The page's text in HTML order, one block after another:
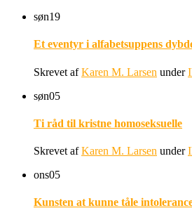
søn19
Et eventyr i alfabetsuppens
Skrevet afKaren M. Larsen under
søn05
Ti råd til kristne homoseksuelle
Skrevet afKaren M. Larsen under
ons05
Kunsten at kunne tåle